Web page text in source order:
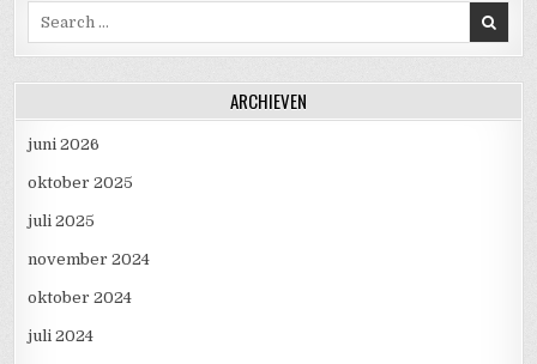
Search for:
ARCHIEVEN
juni 2026
oktober 2025
juli 2025
november 2024
oktober 2024
juli 2024